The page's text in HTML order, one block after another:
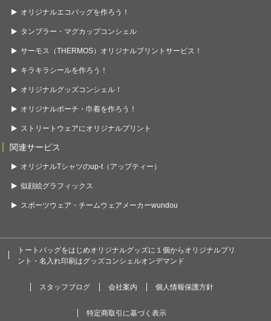
オリジナルエコバッグを作ろう！
タンブラー・マグカップコンシェル
サーモス（THERMOS）オリジナルプリントサービス！
キラキラシールを作ろう！
オリジナルグッズコンシェル！
オリジナルポーチ・巾着を作ろう！
ストリートウェアにオリジナルプリント
関連サービス
オリジナルTシャツのup-t（アップティー）
似顔絵グラフィックス
スポーツウェア・チームウェアメーカーwundou
トートバッグをはじめオリジナルグッズに１個からオリジナルプリ
ント・名入れ印刷はグッズコンシェルオンデマンド
スタッフブログ 会社案内 個人情報保護方針
特定商取引に基づく表示